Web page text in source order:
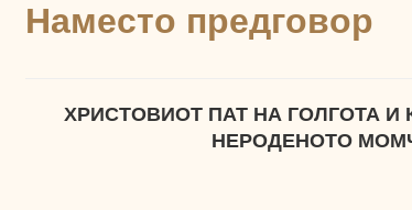
Наместо предговор
ХРИСТОВИОТ ПАТ НА ГОЛГОТА И
НЕРОДЕНОТО